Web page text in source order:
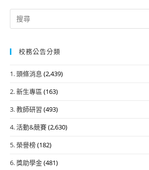
Search
for:
校務公告分類
1. 頭條消息 (2,439)
2. 新生專區 (163)
3. 教師研習 (493)
4. 活動&競賽(2,630)
5. 榮譽榜(182)
6. 獎助學金(481)